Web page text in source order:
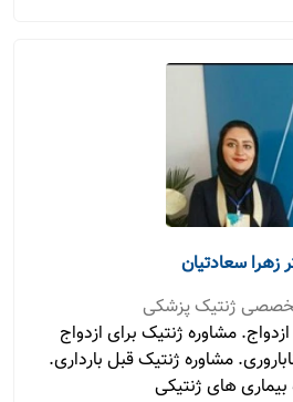
زهرا سعادتیان
ژنتیک پزشکی
مشاوره ژنتیک برای ازدواج
مشاوره ژنتیک قبل بارداری.
بیماری های ژنتیکی